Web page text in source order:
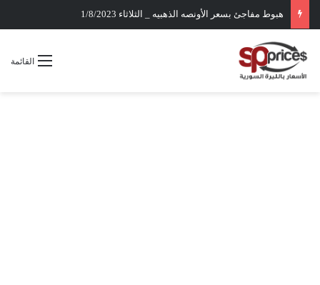
ارتداد سريع للذهب نحو مسيرة الصعود
القائمة